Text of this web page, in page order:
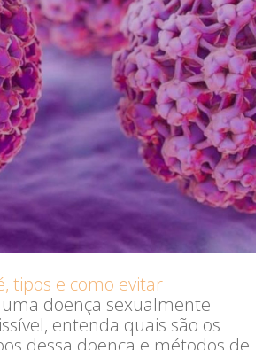
tipos e como evitar
uma doença sexualmente
entenda quais são os
dessa doença e métodos de